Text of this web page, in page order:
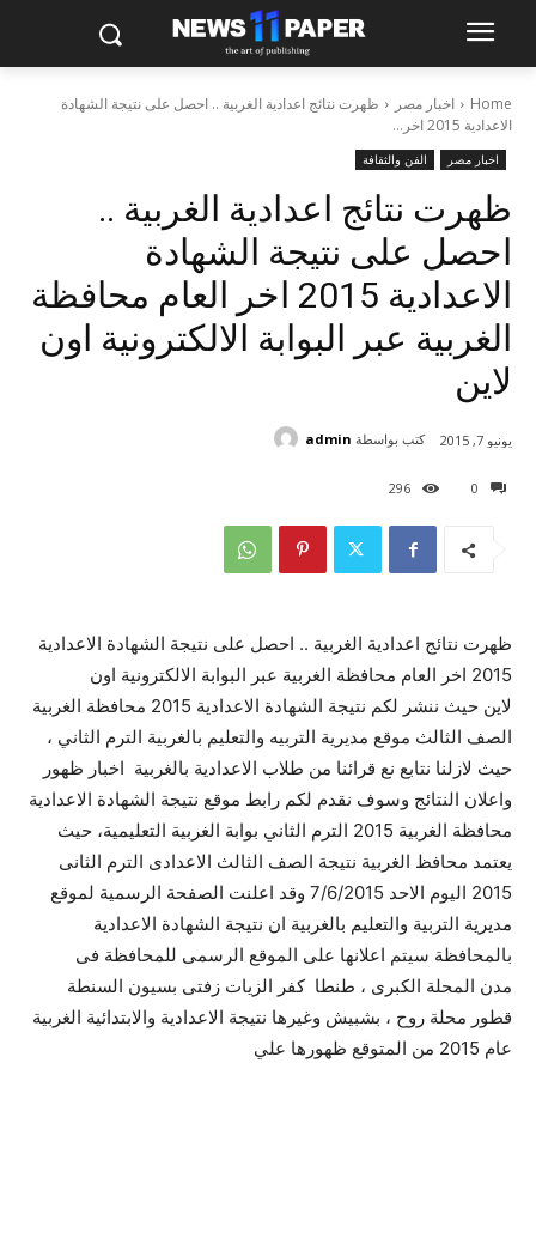
Home اخبار مصر
ظهرت نتائج اعدادية الغربية .. احصل على نتيجة الشهادة
الاعدادية 2015 اخر...
اخبار مصر الفن والثقافة
ظهرت نتائج اعدادية الغربية ..
احصل على نتيجة الشهادة
الاعدادية 2015 اخر العام محافظة
الغربية عبر البوابة الالكترونية اون
لاين
0
296
يونيو 7, 2015 كتب بواسطة admin
ظهرت نتائج اعدادية الغربية .. احصل على نتيجة الشهادة الاعدادية
2015 اخر العام محافظة الغربية عبر البوابة الالكترونية اون
لاين حيث ننشر لكم نتيجة الشهادة الاعدادية 2015 محافظة الغربية
الصف الثالث موقع مديرية التربيه والتعليم بالغربية الترم الثاني ،
حيث لازلنا نتابع نع قرائنا من طلاب الاعدادية بالغربية اخبار ظهور
واعلان النتائج وسوف نقدم لكم رابط موقع نتيجة الشهادة الاعدادية
محافظة الغربية 2015 الترم الثاني بوابة الغربية التعليمية، حيث
يعتمد محافظ الغربية نتيجة الصف الثالث الاعدادى الترم الثانى
2015 اليوم الاحد 7/6/2015 وقد اعلنت الصفحة الرسمية لموقع
مديرية التربية والتعليم بالغربية ان نتيجة الشهادة الاعدادية
بالمحافظة سيتم اعلانها على الموقع الرسمى للمحافظة فى
مدن المحلة الكبرى ، طنطا كفر الزيات زفتى بسيون السنطة
قطور محلة روح ، بشبيش وغيرها نتيجة الاعدادية والابتدائية الغربية
عام 2015 من المتوقع ظهورها علي